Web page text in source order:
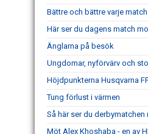
Bättre och bättre varje match
Här ser du dagens match
Änglarna på besök
Ungdomar, nyförvärv och
Höjdpunkterna Husqvarna
Tung förlust i värmen
Så här ser du derbymatchen
Möt Alex Khoshaba - en av